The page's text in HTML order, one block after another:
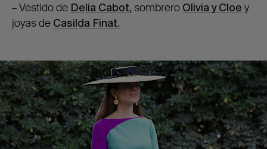
– Vestido de Delia Cabot, sombrero Olivia y Cloe y
joyas de Casilda Finat.